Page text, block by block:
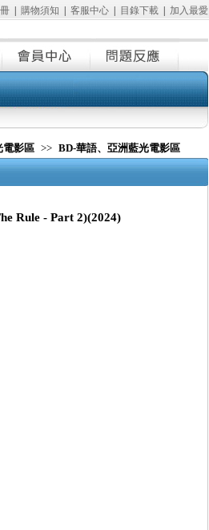
| 購物須知 客服中心| 目錄下載| 加入最愛
電影區 >> BD-華語、亞洲藍光電影區
Rule - Part 2)(2024)